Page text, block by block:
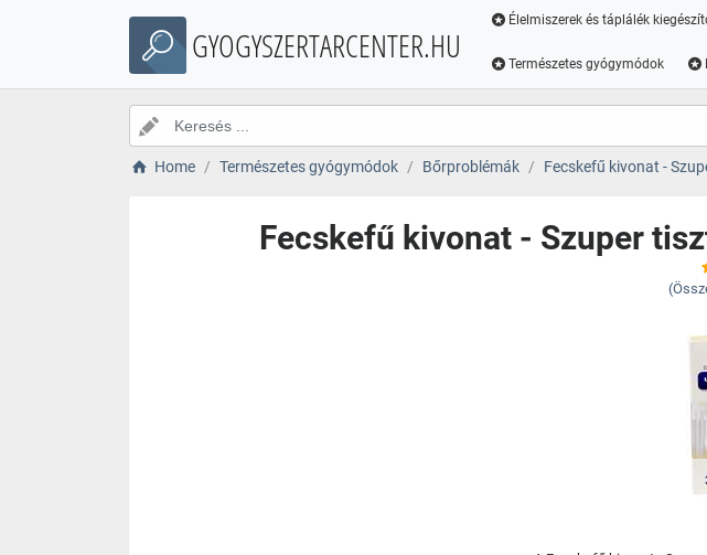
GYOGYSZERTARCENTER.HU
Élelmiszerek és táplálék
Természetes gyógymódok
Home Természetes gyógymódok Bőrproblémák Fecskefű kivonat -
Fecskefű kivonat - Szuper